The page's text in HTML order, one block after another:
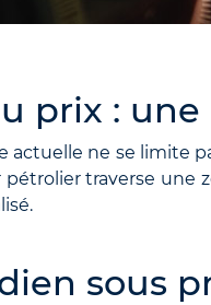
prix :
actuelle ne se limite
pétrolier traverse
sous